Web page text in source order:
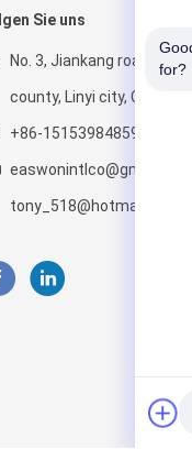
Sie uns
No. 3, Jiankang road, Yishui
county, Linyi city, China
+86-15153984859
easwonintlco@gmail.com;
tony_518@hotmail.com
for?